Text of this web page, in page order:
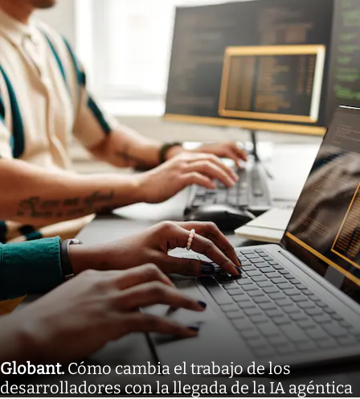
Globant. Cómo cambia el trabajo de los
desarrolladores con la llegada de la IA agéntica